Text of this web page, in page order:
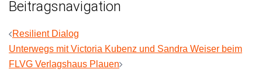
Beitragsnavigation
Resilient Dialog
Unterwegs mit Victoria Kubenz und Sandra Weiser beim
FLVG Verlagshaus Plauen